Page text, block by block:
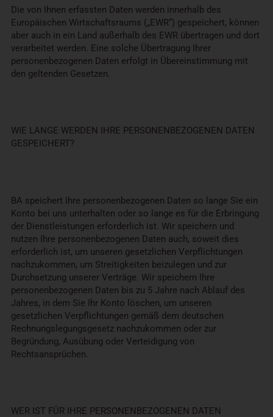
Die von Ihnen erfassten Daten werden innerhalb des
Europäischen Wirtschaftsraums („EWR“) gespeichert, können
aber auch in ein Land außerhalb des EWR übertragen und dort
verarbeitet werden. Eine solche Übertragung Ihrer
personenbezogenen Daten erfolgt in Übereinstimmung mit
den geltenden Gesetzen.
WIE LANGE WERDEN IHRE PERSONENBEZOGENEN DATEN
GESPEICHERT?
BA speichert Ihre personenbezogenen Daten so lange Sie ein
Konto bei uns unterhalten oder so lange es für die Erbringung
der Dienstleistungen erforderlich ist. Wir speichern und
nutzen Ihre personenbezogenen Daten auch, soweit dies
erforderlich ist, um unseren gesetzlichen Verpflichtungen
nachzukommen, um Streitigkeiten beizulegen und zur
Durchsetzung unserer Verträge. Wir speichern Ihre
personenbezogenen Daten bis zu 5 Jahre nach Ablauf des
Jahres, in dem Sie Ihr Konto löschen, um unseren
gesetzlichen Verpflichtungen gemäß dem deutschen
Rechnungslegungsgesetz nachzukommen oder zur
Begründung, Ausübung oder Verteidigung von
Rechtsansprüchen.
WER IST FÜR IHRE PERSONENBEZOGENEN DATEN